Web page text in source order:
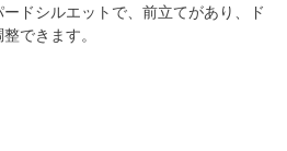
ドシルエットで、前立てがあり、ド
できます。